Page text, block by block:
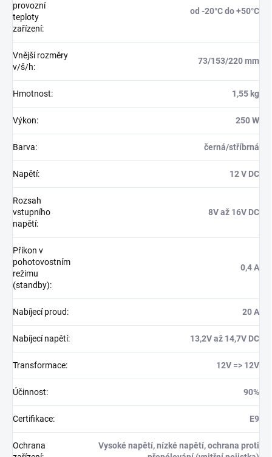
provozní
teploty
zařízení:
od -20°C do +50°C
Vnější rozměry
v/š/h:
73/153/220 mm
Hmotnost: 1,55 kg
Výkon: 250 W
Barva: černá/stříbrná
Napětí: 12 V DC
Rozsah
vstupního
napětí:
8V až 16V DC
Příkon v
pohotovostním
režimu
(standby):
0,4 A
Nabíjecí proud: 20 A
Nabíjecí napětí: 13,2V až 14,7V DC
Transformace: 12V => 12V
Účinnost: 90%
Certifikace: E9
Ochrana
Vysoké napětí, nízké napětí, ochrana proti